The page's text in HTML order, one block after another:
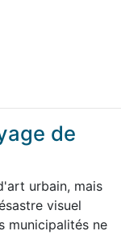
de
urbain, mais
visuel
municipalités ne